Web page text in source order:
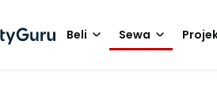
Beli Sewa